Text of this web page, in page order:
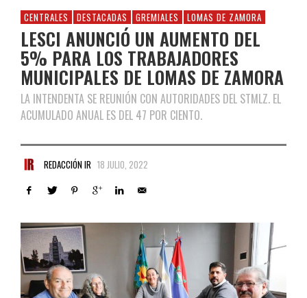
CENTRALES DESTACADAS GREMIALES LOMAS DE ZAMORA
LESCI ANUNCIÓ UN AUMENTO DEL
5% PARA LOS TRABAJADORES
MUNICIPALES DE LOMAS DE ZAMORA
LA INTENDENTA SE REUNIÓN CON AUTORIDADES DEL STMLZ. EL
ACUMULADO ANUAL ES DEL 47 POR CIENTO.
REDACCIÓN IR 18 JULIO, 2022